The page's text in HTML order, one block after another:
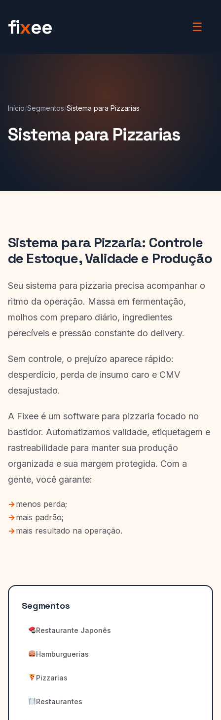
fixee ☰
Início/Segmentos/Sistema para Pizzarias
Sistema para Pizzarias
Sistema para Pizzaria: Controle
de Estoque, Validade e Produção
Seu sistema para pizzaria precisa acompanhar o
ritmo da operação. Massa em fermentação,
molhos com preparo diário, ingredientes
perecíveis e pressão constante do delivery.
Sem controle, o prejuízo aparece rápido:
desperdício, perda de insumo caro e CMV
desajustado.
A Fixee é um software para pizzaria focado no
bastidor. Automatizamos validade, etiquetagem e
rastreabilidade para manter sua produção
organizada e sua margem protegida. Com a
gente, você garante:
menos perda;
mais padrão;
mais resultado na operação.
Segmentos
Restaurante Japonês
Hamburguerias
Pizzarias
Restaurantes